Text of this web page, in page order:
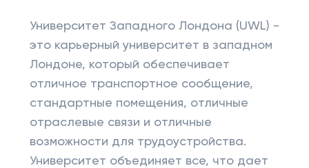
Университет Западного Лондона (UWL) -
это карьерный университет в западном
Лондоне, который обеспечивает
отличное транспортное сообщение,
стандартные помещения, отличные
отраслевые связи и отличные
возможности для трудоустройства.
Университет объединяет все, что дает